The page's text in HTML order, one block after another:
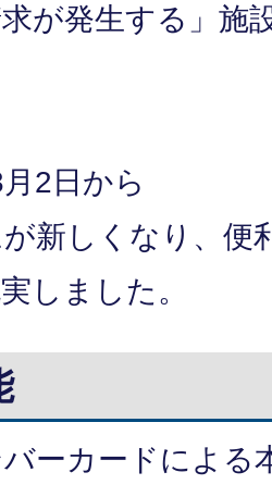
が発生する」施
2日から
新しくなり、便
実しました。
ーカードによる